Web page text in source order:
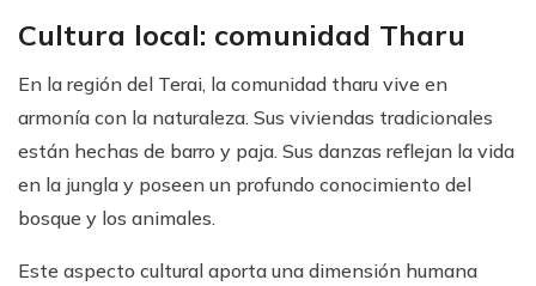
Cultura local: comunidad Tharu
En la región del Terai, la comunidad tharu vive en
armonía con la naturaleza. Sus viviendas tradicionales
están hechas de barro y paja. Sus danzas reflejan la vida
en la jungla y poseen un profundo conocimiento del
bosque y los animales.
Este aspecto cultural aporta una dimensión humana